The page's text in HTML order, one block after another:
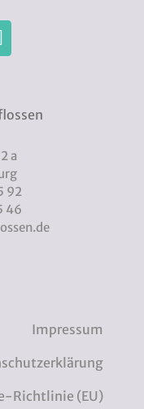
a
92
46
Impressum
Richtlinie (EU)